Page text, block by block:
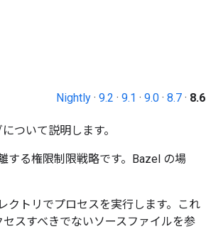
Nightly · 9.2 · 9.1 · 9.0 · 8.7 · 8.6
ついて説明します。
する権限制限戦略です。Bazel の場
クトリでプロセスを実行します。これ
スすべきでないソースファイルを参